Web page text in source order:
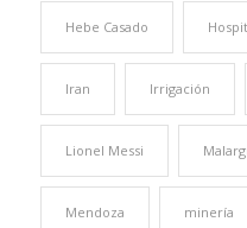
Hebe Casado
Iran Irrigación
Lionel Messi
Mendoza minería